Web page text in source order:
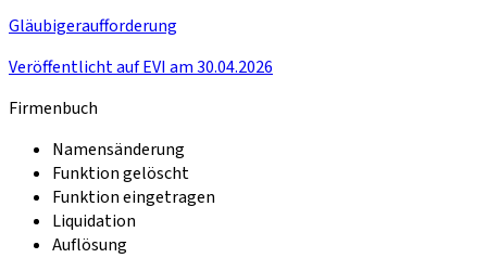
Gläubigeraufforderung
Veröffentlicht auf EVI am 30.04.2026
Firmenbuch
Namensänderung
Funktion gelöscht
Funktion eingetragen
Liquidation
Auflösung